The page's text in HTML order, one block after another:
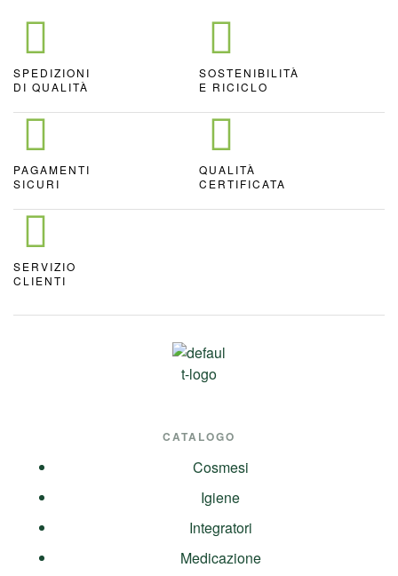
SPEDIZIONI
DI QUALITÀ
SOSTENIBILITÀ
E RICICLO
PAGAMENTI
SICURI
QUALITÀ
CERTIFICATA
SERVIZIO
CLIENTI
CATALOGO
Cosmesi
Igiene
Integratori
Medicazione